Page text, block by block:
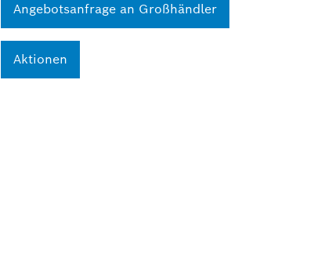
Angebotsanfrage an Großhändler
Aktionen